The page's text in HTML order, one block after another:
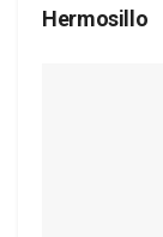
Hermosillo